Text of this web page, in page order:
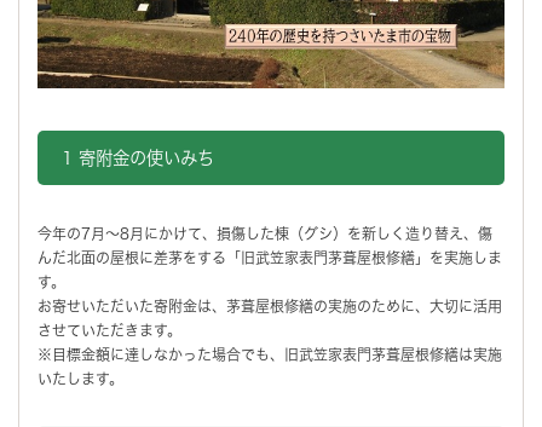
1 寄附金の使いみち
今年の7月～8月にかけて、損傷した棟（グシ）を新しく造り替え、傷
んだ北面の屋根に差茅をする「旧武笠家表門茅葺屋根修繕」を実施しま
す。
お寄せいただいた寄附金は、茅葺屋根修繕の実施のために、大切に活用
させていただきます。
※目標金額に達しなかった場合でも、旧武笠家表門茅葺屋根修繕は実施
いたします。